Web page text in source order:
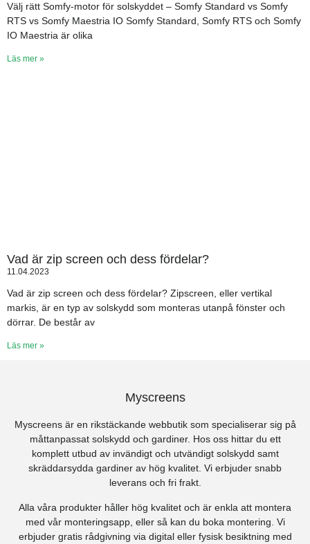
Välj rätt Somfy-motor för solskyddet – Somfy Standard vs Somfy
RTS vs Somfy Maestria IO Somfy Standard, Somfy RTS och Somfy
IO Maestria är olika
Läs mer »
Vad är zip screen och dess fördelar?
11.04.2023
Vad är zip screen och dess fördelar? Zipscreen, eller vertikal
markis, är en typ av solskydd som monteras utanpå fönster och
dörrar. De består av
Läs mer »
Myscreens
Myscreens är en rikstäckande webbutik som specialiserar sig på
måttanpassat solskydd och gardiner. Hos oss hittar du ett
komplett utbud av invändigt och utvändigt solskydd samt
skräddarsydda gardiner av hög kvalitet. Vi erbjuder snabb
leverans och fri frakt.
Alla våra produkter håller hög kvalitet och är enkla att montera
med vår monteringsapp, eller så kan du boka montering. Vi
erbjuder gratis rådgivning via digital eller fysisk besiktning med